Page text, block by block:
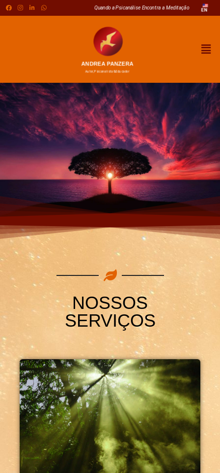
para
Quando a Psicanálise Encontra a Meditação EN
ANDREA PANZERA
Autor, Psicanalista & Educador
NOSSOS
SERVIÇOS